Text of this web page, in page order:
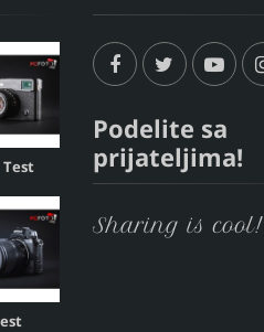
Test
Podelite sa
prijateljima!
Sharing is cool!